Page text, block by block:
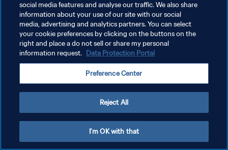
POLÍTICA DE PRIVACIDAD
TÉRMINOS DE SERVICIO
AJUSTAR LA CONFIGURACIÓN DE LAS COOKIES
social media features and analyse our traffic. We also share
information about your use of our site with our social
media, advertising and analytics partners. You can select
your cookie preferences by clicking on the buttons on the
right and place a do not sell or share my personal
information request. Data Protection Portal
Preference Center
Reject All
I'm OK with that